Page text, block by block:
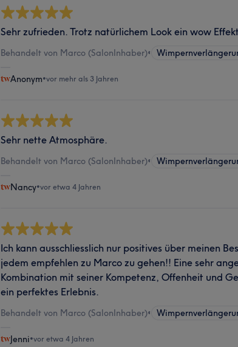
Sehr zufrieden. Trotz natürlichem Look ein wow
Behandelt von Marco (SalonInhaber)•
Anonym•vor mehr als 3 Jahren
Sehr nette Atmosphäre.
Behandelt von Marco (SalonInhaber)•
Nancy•vor etwa 4 Jahren
Ich kann ausschliesslich nur positives über meinen
jedem empfehlen zu Marco zu gehen!! Eine sehr
Kombination mit seiner Kompetenz, Offenheit und
ein perfektes Erlebnis.
Behandelt von Marco (SalonInhaber)•
Jenni•vor etwa 4 Jahren